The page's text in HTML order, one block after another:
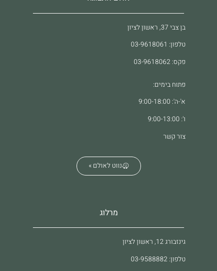
בן צבי 37, ראשון לציון
טלפון: 03-9618061
פקס: 03-9618062
פתוח בימים:
א'-ה': 9:00-18:00
ו': 9:00-13:00
צור קשר
נווט לאולם »
מרלוג
גינזבורג 12, ראשון לציון
טלפון: 03-9588882